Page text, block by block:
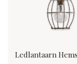
Ledlantaarn